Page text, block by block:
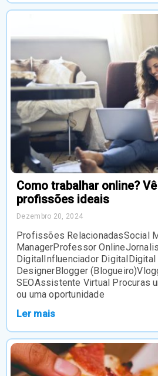
Como trabalhar online?
profissões ideais
Dezembro 20, 2024
Profissões RelacionadasSocial
ManagerProfessor
DigitalInfluenciador DigitalDigital
DesignerBlogger
SEOAssistente Virtual Procuras
ou uma oportunidade
Ler mais